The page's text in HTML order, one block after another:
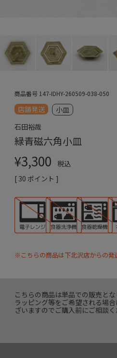
商品番号 147-IDHY-260509-038-050
店舗発送
小皿
石田裕哉
緑青磁六角小皿
¥3,300
税込
[ 30 ポイント ]
※こちらの商品は下北沢店からの発
こちらの商品は単品での販売とな
ラッピング等をご希望される場
ざいますのでご購入前にご相談く